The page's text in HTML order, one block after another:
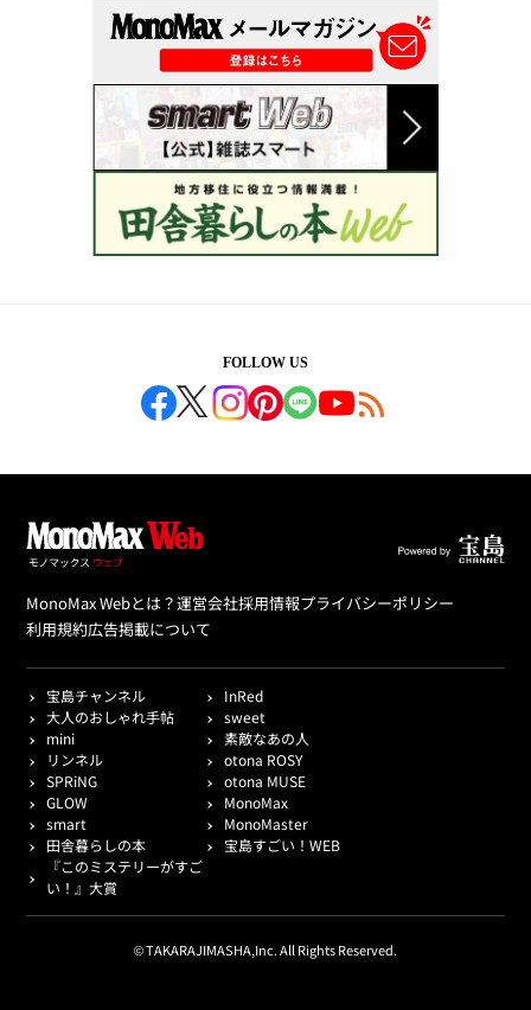
FOLLOW US
MonoMax Webとは？運営会社採用情報プライバシーポリシー
利用規約広告掲載について
宝島チャンネル
InRed
大人のおしゃれ手帖
sweet
mini
素敵なあの人
リンネル
otona ROSY
SPRiNG
otona MUSE
GLOW
MonoMax
smart
MonoMaster
田舎暮らしの本
宝島すごい！WEB
『このミステリーがすご
い！』大賞
© TAKARAJIMASHA,Inc. All Rights Reserved.